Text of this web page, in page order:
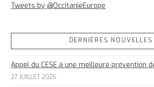
Tweets by @OccitanieEurope
DERNIÈRES NOUVELLES
Appel du CESE à une meilleure prévention
27 JUILLET 2026